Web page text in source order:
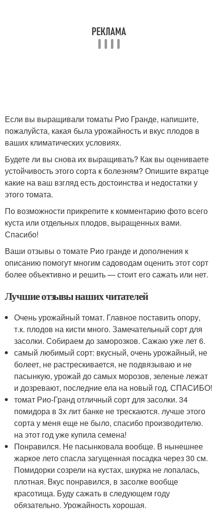
Если вы выращивали томаты Рио Гранде, напишите,
пожалуйста, какая была урожайность и вкус плодов в
ваших климатических условиях.
Будете ли вы снова их выращивать? Как вы оцениваете
устойчивость этого сорта к болезням? Опишите вкратце
какие на ваш взгляд есть достоинства и недостатки у
этого томата.
По возможности прикрепите к комментарию фото всего
куста или отдельных плодов, выращенных вами.
Спасибо!
Ваши отзывы о томате Рио гранде и дополнения к
описанию помогут многим садоводам оценить этот сорт
более объективно и решить — стоит его сажать или нет.
Лучшие отзывы наших читателей
Очень урожайный томат. Главное поставить опору,
т.к. плодов на кисти много. Замечательный сорт для
засолки. Собираем до заморозков. Сажаю уже лет 6.
самый любимый сорт: вкусный, очень урожайный, не
болеет, не растрескивается, не подвязываю и не
пасынкую, урожай до самых морозов, зеленые лежат
и дозревают, последние ела на новый год. СПАСИБО!
томат Рио-Гранд отличный сорт для засолки. 34
помидора в 3х лит банке не трескаются. лучше этого
сорта у меня еще не было, спасибо производителю.
на этот год уже купила семена!
Понравился. Не пасынковала вообще. В нынешнее
жаркое лето спасла загущенная посадка через 30 см.
Помидорки созрели на кустах, шкурка не лопалась,
плотная. Вкус понравился, в засолке вообще
красотища. Буду сажать в следующем году
обязательно. Урожайность хорошая.